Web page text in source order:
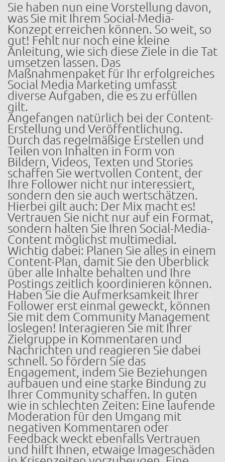
Sie haben nun eine Vorstellung davon,
was Sie mit Ihrem Social-Media-
Konzept erreichen können. So weit, so
gut! Fehlt nur noch eine kleine
Anleitung, wie sich diese Ziele in die Tat
umsetzen lassen. Das
Maßnahmenpaket für Ihr erfolgreiches
Social Media Marketing umfasst
diverse Aufgaben, die es zu erfüllen
gilt.
Angefangen natürlich bei der Content-
Erstellung und Veröffentlichung.
Durch das regelmäßige Erstellen und
Teilen von Inhalten in Form von
Bildern, Videos, Texten und Stories
schaffen Sie wertvollen Content, der
Ihre Follower nicht nur interessiert,
sondern den sie auch wertschätzen.
Hierbei gilt auch: Der Mix macht es!
Vertrauen Sie nicht nur auf ein Format,
sondern halten Sie Ihren Social-Media-
Content möglichst multimedial.
Wichtig dabei: Planen Sie alles in einem
Content-Plan, damit Sie den Überblick
über alle Inhalte behalten und Ihre
Postings zeitlich koordinieren können.
Haben Sie die Aufmerksamkeit Ihrer
Follower erst einmal geweckt, können
Sie mit dem Community Management
loslegen! Interagieren Sie mit Ihrer
Zielgruppe in Kommentaren und
Nachrichten und reagieren Sie dabei
schnell. So fördern Sie das
Engagement, indem Sie Beziehungen
aufbauen und eine starke Bindung zu
Ihrer Community schaffen. In guten
wie in schlechten Zeiten: Eine laufende
Moderation für den Umgang mit
negativen Kommentaren oder
Feedback weckt ebenfalls Vertrauen
und hilft Ihnen, etwaige Imageschäden